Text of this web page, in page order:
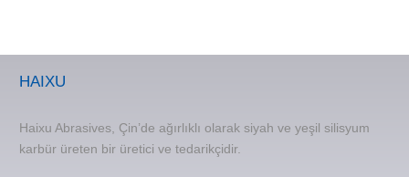
HAIXU
Haixu Abrasives, Çin’de ağırlıklı olarak siyah ve yeşil silisyum
karbür üreten bir üretici ve tedarikçidir.